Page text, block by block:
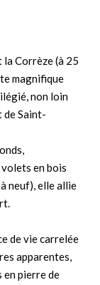
Corrèze (à 25
magnifique
non loin
de Saint-
en bois
neuf), elle allie
de vie carrelée
apparentes,
en pierre de